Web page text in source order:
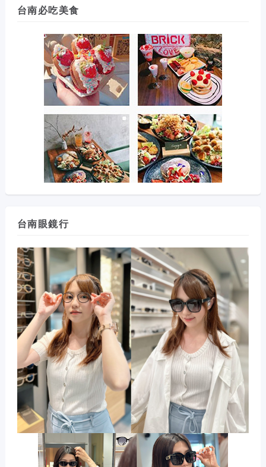
台南必吃美食
台南眼鏡行